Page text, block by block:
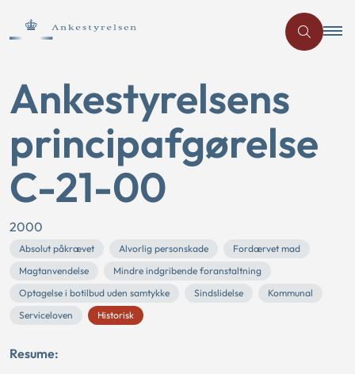
Ankestyrelsens
principafgørelse
C-21-00
2000
Absolut påkrævet Alvorlig personskade
Fordærvet mad
Magtanvendelse
Mindre indgribende foranstaltning
Optagelse i botilbud uden samtykke
Sindslidelse
Kommunal
Serviceloven
Historisk
Resume: